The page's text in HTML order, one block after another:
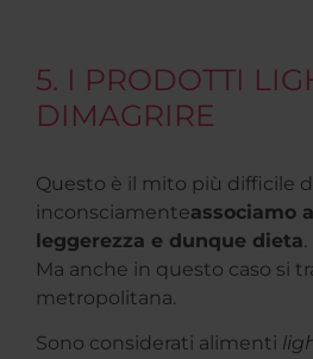
5. I PRODOTTI
DIMAGRIRE
Questo è il mito più difficile
inconsciamenteassociamo
leggerezza e dunque dieta.
Ma anche in questo caso si
metropolitana.
Sono considerati alimenti